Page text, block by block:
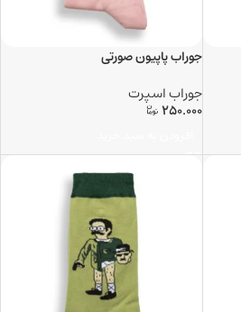
جوراب پاپیون صورتی
جوراب اسپرت
250.000